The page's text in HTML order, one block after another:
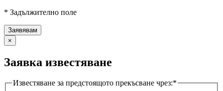
* Задължително поле
×
Заявка известяване
Известяване за предстоящото прекъсване чрез:*